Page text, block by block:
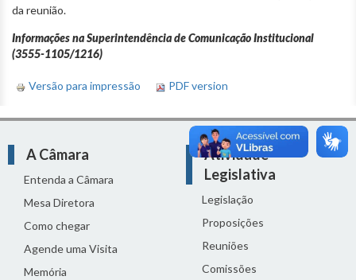
da reunião.
Informações na Superintendência de Comunicação Institucional
(3555-1105/1216)
Versão para impressão PDF version
A Câmara
Entenda a Câmara
Mesa Diretora
Como chegar
Agende uma Visita
Memória
Atividade
Legislativa
Legislação
Proposições
Reuniões
Comissões